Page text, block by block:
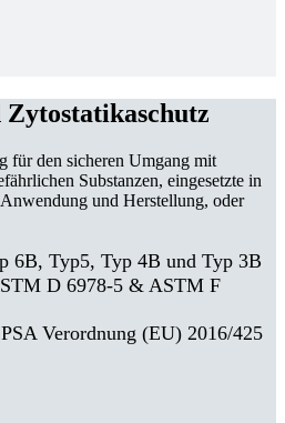
für den sicheren Umgang mit
Substanzen, eingesetzte in
und Herstellung, oder
6B, Typ5, Typ 4B und Typ 3B
D 6978-5 & ASTM F
Verordnung (EU) 2016/425